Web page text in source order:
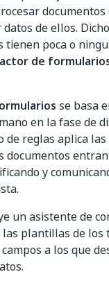
de ellos.
tienen poca o
de
se basa
en la fase de
de reglas aplica
documentos
y
un asistente de
plantillas de los
a los que